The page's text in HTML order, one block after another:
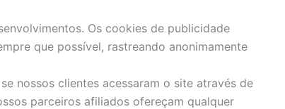
Os cookies de publicidade
que possível, rastreando anonimamente
nossos clientes acessaram o site através de
parceiros afiliados ofereçam qualquer